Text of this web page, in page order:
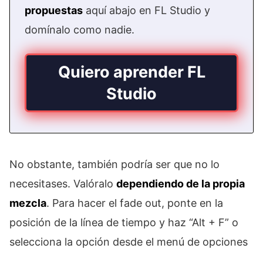
propuestas aquí abajo en FL Studio y
domínalo como nadie.
Quiero aprender FL
Studio
No obstante, también podría ser que no lo
necesitases. Valóralo dependiendo de la propia
mezcla. Para hacer el fade out, ponte en la
posición de la línea de tiempo y haz “Alt + F” o
selecciona la opción desde el menú de opciones